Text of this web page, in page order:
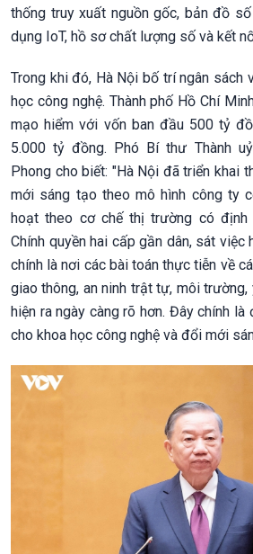
thống truy xuất nguồn gốc, bản đồ
dụng IoT, hồ sơ chất lượng số và kết
Trong khi đó, Hà Nội bố trí ngân sách
học công nghệ. Thành phố Hồ Chí
mạo hiểm với vốn ban đầu 500 tỷ
5.000 tỷ đồng. Phó Bí thư Thành
Phong cho biết: "Hà Nội đã triển khai
mới sáng tạo theo mô hình công ty
hoạt theo cơ chế thị trường có định
Chính quyền hai cấp gần dân, sát việc
chính là nơi các bài toán thực tiễn về
giao thông, an ninh trật tự, môi trường,
hiện ra ngày càng rõ hơn. Đây chính
cho khoa học công nghệ và đổi mới